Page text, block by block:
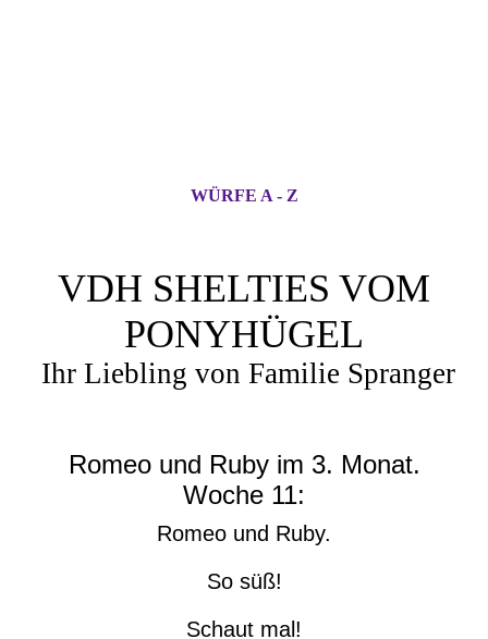
WÜRFE A - Z
VDH SHELTIES VOM
PONYHÜGEL
Ihr Liebling von Familie Spranger
Romeo und Ruby im 3. Monat.
Woche 11:
Romeo und Ruby.
So süß!
Schaut mal!